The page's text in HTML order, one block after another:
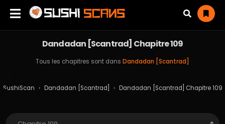
Dandadan [Scantrad] Chapitre 109
Tous les chapitres sont dans Dandadan [Scantrad]
SushiScan › Dandadan [Scantrad] › Dandadan [Scantrad] Chapitre 109